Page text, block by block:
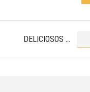
DELICIOSOS